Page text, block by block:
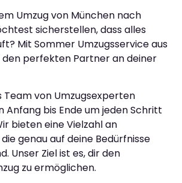
Umzug von München nach
sicherstellen, dass alles
Mit Sommer Umzugsservice aus
den perfekten Partner an deiner
Team von Umzugsexperten
Anfang bis Ende um jeden Schritt
bieten eine Vielzahl an
genau auf deine Bedürfnisse
Unser Ziel ist es, dir den
zu ermöglichen.